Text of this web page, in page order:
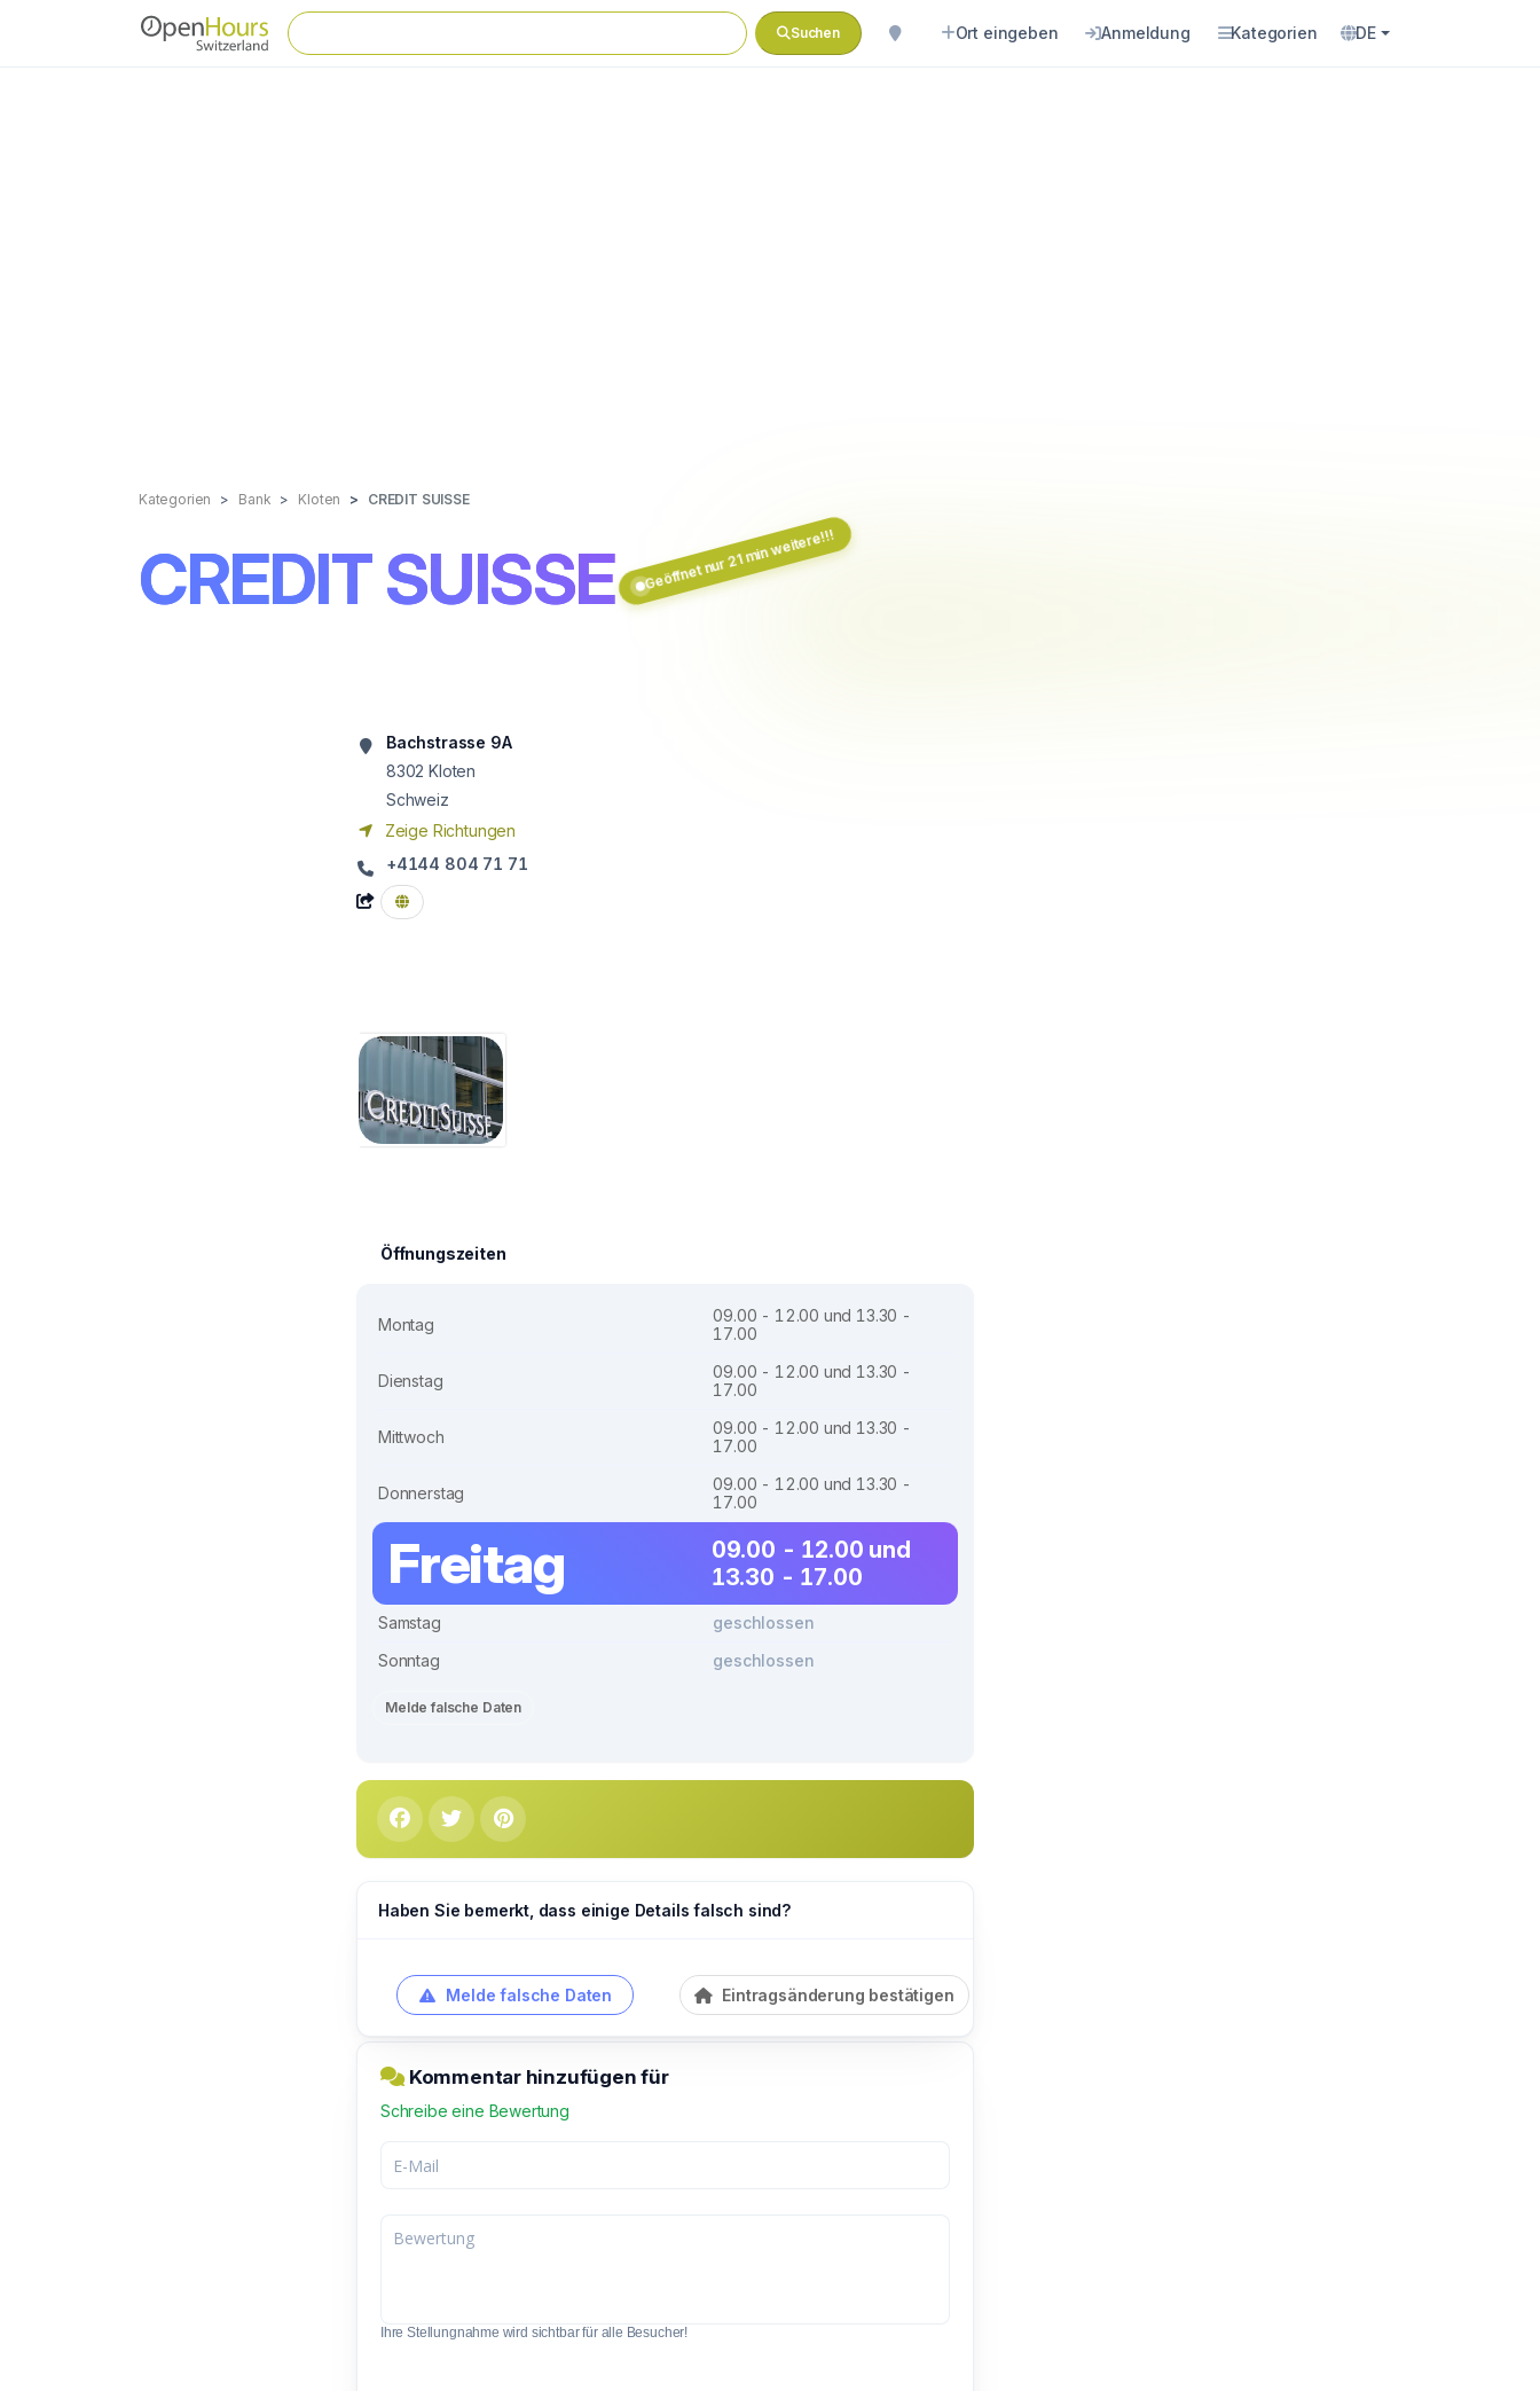
Suchen Ort eingeben Anmeldung Kategorien DE
Kategorien Bank Kloten CREDIT SUISSE
CREDIT SUISSE Geöffnet nur 21 min weitere!!!
Bachstrasse 9A
8302 Kloten
Schweiz
Zeige Richtungen
+4144 804 71 71
Öffnungszeiten
Montag
09.00 - 12.00 und 13.30 -
17.00
Dienstag
09.00 - 12.00 und 13.30 -
17.00
Mittwoch
09.00 - 12.00 und 13.30 -
17.00
Donnerstag
09.00 - 12.00 und 13.30 -
17.00
Freitag
09.00 - 12.00 und
13.30 - 17.00
Samstag
geschlossen
Sonntag
geschlossen
Melde falsche Daten
Haben Sie bemerkt, dass einige Details falsch sind?
Melde falsche Daten Eintragsänderung bestätigen
Kommentar hinzufügen für
Schreibe eine Bewertung
Ihre Stellungnahme wird sichtbar für alle Besucher!